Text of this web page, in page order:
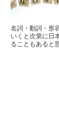
名詞・動詞・形
いくと次第に日
ることもあると